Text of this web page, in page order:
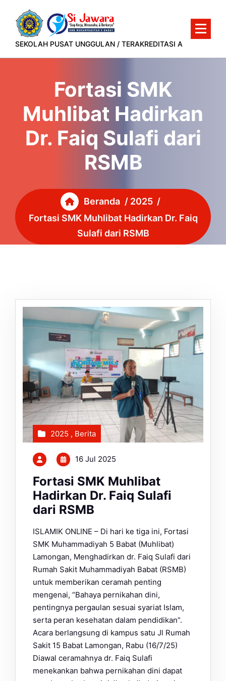
konten
SEKOLAH PUSAT UNGGULAN / TERAKREDITASI A
Fortasi SMK
Muhlibat Hadirkan
Dr. Faiq Sulafi dari
RSMB
Beranda / 2025 /
Fortasi SMK Muhlibat Hadirkan Dr. Faiq
Sulafi dari RSMB
2025 , Berita
16 Jul 2025
Fortasi SMK Muhlibat
Hadirkan Dr. Faiq Sulafi
dari RSMB
ISLAMIK ONLINE – Di hari ke tiga ini, Fortasi
SMK Muhammadiyah 5 Babat (Muhlibat)
Lamongan, Menghadirkan dr. Faiq Sulafi dari
Rumah Sakit Muhammadiyah Babat (RSMB)
untuk memberikan ceramah penting
mengenai, “Bahaya pernikahan dini,
pentingnya pergaulan sesuai syariat Islam,
serta peran kesehatan dalam pendidikan”.
Acara berlangsung di kampus satu Jl Rumah
Sakit 15 Babat Lamongan, Rabu (16/7/25)
Diawal ceramahnya dr. Faiq Sulafi
menekankan bahwa pernikahan dini dapat